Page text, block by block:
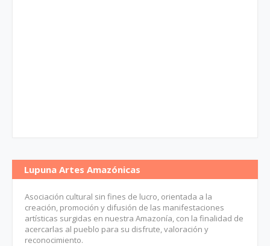
Lupuna Artes Amazónicas
Asociación cultural sin fines de lucro, orientada a la
creación, promoción y difusión de las manifestaciones
artísticas surgidas en nuestra Amazonía, con la finalidad de
acercarlas al pueblo para su disfrute, valoración y
reconocimiento.